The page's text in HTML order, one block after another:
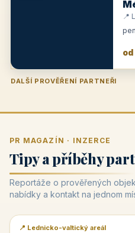
📍
DALŠÍ PROVĚŘENÍ PARTNEŘI
Penzion U Zámku Pension Faber
PR MAGAZÍN · INZERCE
Tipy a příběhy
Reportáže o prověřených
nabídky a kontakt na jednom
📰 PR článek
📍 Lednicko-valtický areál